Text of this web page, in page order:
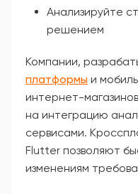
Анализируйте
решением
Компании,
платформы и
интернет-
на интеграцию
сервисами.
Flutter позволяют
изменениям